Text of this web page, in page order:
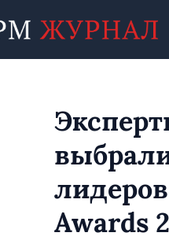
Awards